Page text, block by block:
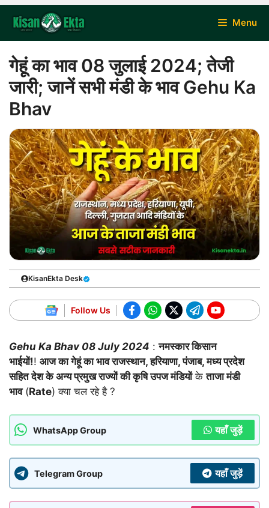
content
Menu
गेहूं का भाव 08 जुलाई 2024; तेजी
जारी; जानें सभी मंडी के भाव Gehu Ka
Bhav
KisanEkta Desk
Follow Us
Gehu Ka Bhav 08 July 2024 :नमस्कार किसान
भाईयों!! आज का गेहूं का भाव राजस्थान, हरियाणा, पंजाब, मध्य प्रदेश
सहित देश के अन्य प्रमुख राज्यों की कृषि उपज मंडियोंकेताजा मंडी
भाव(Rate) क्या चल रहे है ?
WhatsApp Group यहाँ जुड़ें
Telegram Group यहाँ जुड़ें